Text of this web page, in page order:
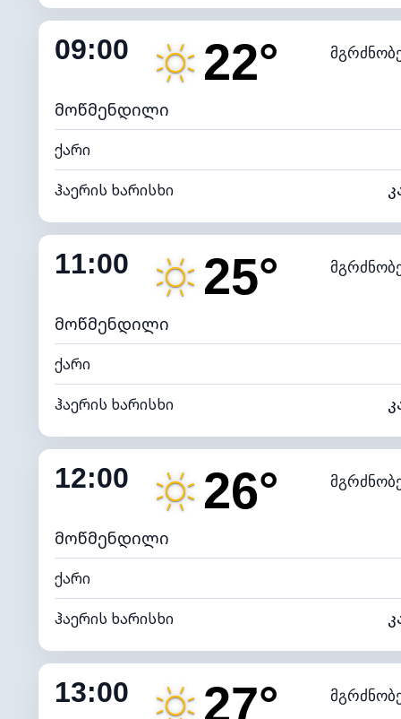
შიდა ტენიანობა
ნამის წერტილი
განათების ინდექსი
09:00 22°
მოწმენდილი
ქარი
ჰაერის ხარისხი
შიდა ტენიანობა
ნამის წერტილი
განათების ინდექსი
11:00 25°
მოწმენდილი
ქარი
ჰაერის ხარისხი
შიდა ტენიანობა
ნამის წერტილი
განათების ინდექსი
12:00 26°
მოწმენდილი
ქარი
ჰაერის ხარისხი
შიდა ტენიანობა
ნამის წერტილი
13:00 27°